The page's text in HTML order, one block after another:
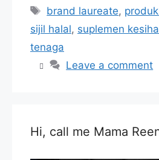
Tags
brand laureate,
sijil halal, suplemen
tenaga
Leave a comment
Hi, call me Mama